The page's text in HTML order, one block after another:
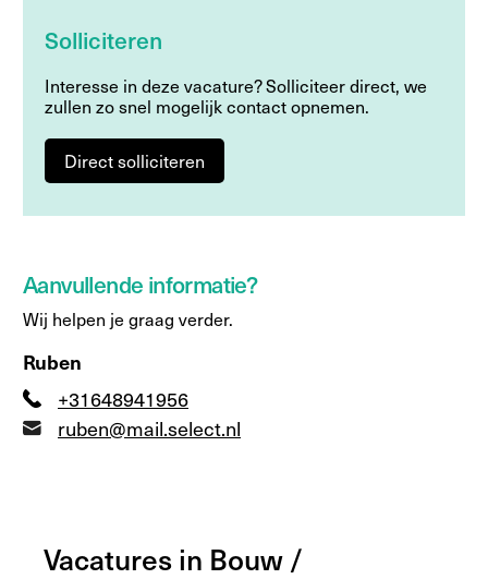
Solliciteren
Interesse in deze vacature? Solliciteer direct, we
zullen zo snel mogelijk contact opnemen.
Direct solliciteren
Aanvullende informatie?
Wij helpen je graag verder.
Ruben
+31648941956
ruben@mail.select.nl
Vacatures in Bouw /